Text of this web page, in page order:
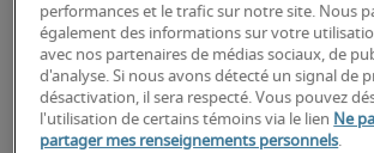
performances et le trafic sur notre site. Nous
également des informations sur votre
avec nos partenaires de médias sociaux, de
d'analyse. Si nous avons détecté un signal de
désactivation, il sera respecté. Vous pouvez
l'utilisation de certains témoins via le lien Ne
partager mes renseignements personnels.